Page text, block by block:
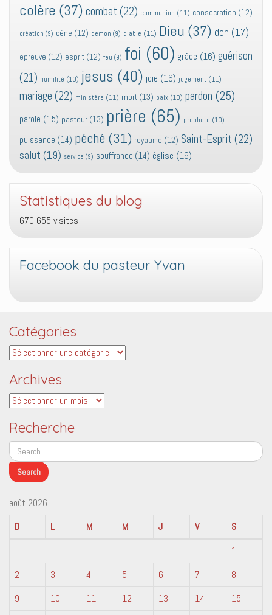
colère (37) combat (22) communion (11) consecration (12)
création (9) cène (12) demon (9) diable (11) Dieu (37) don (17)
epreuve (12) esprit (12) feu (9) foi (60) grâce (16) guérison
(21) humilité (10) jesus (40) joie (16) jugement (11)
mariage (22) ministère (11) mort (13) paix (10) pardon (25)
parole (15) pasteur (13) prière (65) prophete (10)
puissance (14) péché (31) royaume (12) Saint-Esprit (22)
salut (19) service (9) souffrance (14) église (16)
Statistiques du blog
670 655 visites
Facebook du pasteur Yvan
Catégories
Catégories
Archives
Archives
Recherche
août 2026
D
L M M J V
S
1
2
3 4 5 6 7
8
9
10 11 12 13 14
15